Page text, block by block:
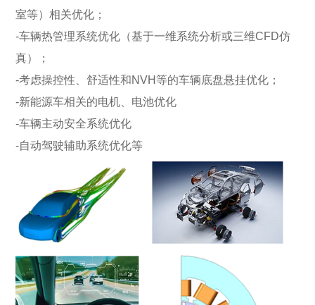
室等）相关优化；
-车辆热管理系统优化（基于一维系统分析或三维CFD仿
真）；
-考虑操控性、舒适性和NVH等的车辆底盘悬挂优化；
-新能源车相关的电机、电池优化
-车辆主动安全系统优化
-自动驾驶辅助系统优化等